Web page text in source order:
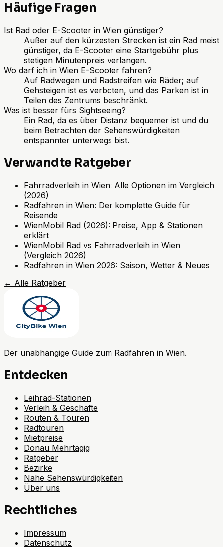
Häufige Fragen
Ist Rad oder E-Scooter in Wien günstiger?
Außer auf den kürzesten Strecken ist ein Rad meist
günstiger, da E-Scooter eine Startgebühr plus
stetigen Minutenpreis verlangen.
Wo darf ich in Wien E-Scooter fahren?
Auf Radwegen und Radstreifen wie Räder; auf
Gehsteigen ist es verboten, und das Parken ist in
Teilen des Zentrums beschränkt.
Was ist besser fürs Sightseeing?
Ein Rad, da es über Distanz bequemer ist und du
beim Betrachten der Sehenswürdigkeiten
entspannter unterwegs bist.
Verwandte Ratgeber
Fahrradverleih in Wien: Alle Optionen im Vergleich
(2026)
Radfahren in Wien: Der komplette Guide für
Reisende
WienMobil Rad (2026): Preise, App & Stationen
erklärt
WienMobil Rad vs Fahrradverleih in Wien
(Vergleich 2026)
Radfahren in Wien 2026: Saison, Wetter & Neues
← Alle Ratgeber
Der unabhängige Guide zum Radfahren in Wien.
Entdecken
Leihrad-Stationen
Verleih & Geschäfte
Routen & Touren
Radtouren
Mietpreise
Donau Mehrtägig
Ratgeber
Bezirke
Nahe Sehenswürdigkeiten
Über uns
Rechtliches
Impressum
Datenschutz